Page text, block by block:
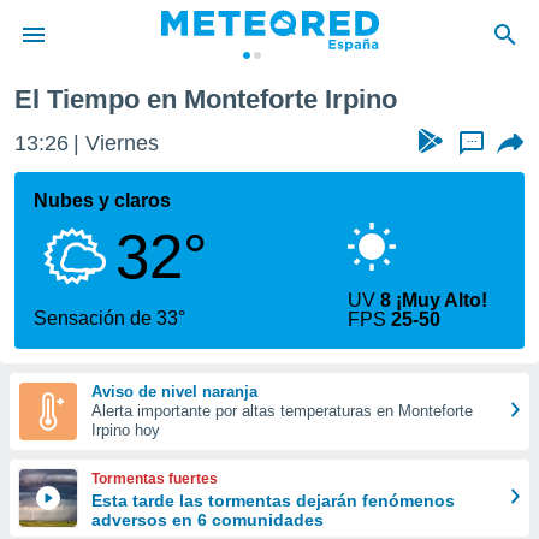
de
por
que se
calidad.
a este
las
y
forma
digital
basada
El Tiempo en Monteforte Irpino
13:26 Viernes ...
Nubes y claros
32°
Sensación de 33°
UV8 ¡Muy Alto!
FPS25-50
Aviso de nivel naranja
Alerta importante por altas temperaturas en Monteforte
Irpino hoy
Tormentas fuertes
Esta tarde las tormentas dejarán fenómenos
adversos en 6 comunidades